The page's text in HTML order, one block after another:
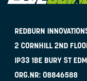
REDBURN
2 CORNHILL 2ND
IP33 1BE BURY ST
ORG.NR: 08846588